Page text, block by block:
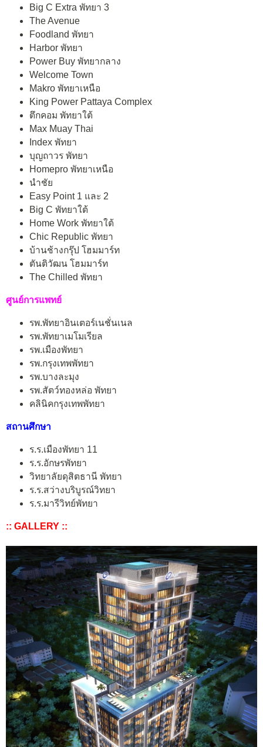
Big C Extra พัทยา 3
The Avenue
Foodland พัทยา
Harbor พัทยา
Power Buy พัทยากลาง
Welcome Town
Makro พัทยาเหนือ
King Power Pattaya Complex
ตึกคอม พัทยาใต้
Max Muay Thai
Index พัทยา
บุญถาวร พัทยา
Homepro พัทยาเหนือ
นำชัย
Easy Point 1 และ 2
Big C พัทยาใต้
Home Work พัทยาใต้
Chic Republic พัทยา
บ้านช้างกรุ๊ป โฮมมาร์ท
ตันติวัฒน โฮมมาร์ท
The Chilled พัทยา
ศูนย์การแพทย์
รพ.พัทยาอินเตอร์เนชั่นเนล
รพ.พัทยาเมโมเรียล
รพ.เมืองพัทยา
รพ.กรุงเทพพัทยา
รพ.บางละมุง
รพ.สัตว์ทองหล่อ พัทยา
คลินิคกรุงเทพพัทยา
สถานศึกษา
ร.ร.เมืองพัทยา 11
ร.ร.อักษรพัทยา
วิทยาลัยดุสิตธานี พัทยา
ร.ร.สว่างบริบูรณ์วิทยา
ร.ร.มารีวิทย์พัทยา
:: GALLERY ::